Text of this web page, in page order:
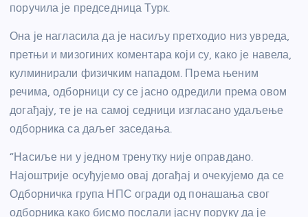
поручила је председница Турк.
Она је нагласила да је насиљу претходио низ увреда,
претњи и мизогиних коментара који су, како је навела,
кулминирали физичким нападом. Према њеним
речима, одборници су се јасно одредили према овом
догађају, те је на самој седници изгласано удаљење
одборника са даљег заседања.
“Насиље ни у једном тренутку није оправдано.
Најоштрије осуђујемо овај догађај и очекујемо да се
Одборничка група НПС огради од понашања свог
одборника како бисмо послали јасну поруку да је